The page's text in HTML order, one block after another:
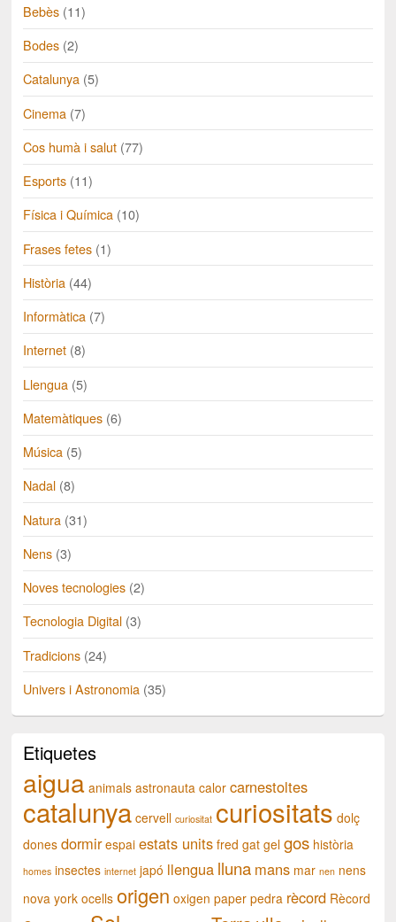
Bebès (11)
Bodes (2)
Catalunya (5)
Cinema (7)
Cos humà i salut (77)
Esports (11)
Física i Química (10)
Frases fetes (1)
Història (44)
Informàtica (7)
Internet (8)
Llengua (5)
Matemàtiques (6)
Música (5)
Nadal (8)
Natura (31)
Nens (3)
Noves tecnologies (2)
Tecnologia Digital (3)
Tradicions (24)
Univers i Astronomia (35)
Etiquetes
aigua animals astronauta calor carnestoltes
catalunya cervell curiositat curiositats dolç
dones dormir espai estats units fred gat gel gos història
homes insectes internet japó llengua lluna mans mar nen nens
nova york ocells origen oxigen paper pedra rècord Rècord